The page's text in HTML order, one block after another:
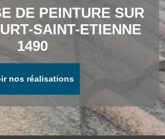
DE PEINTURE SUR
SAINT-ETIENNE
1490
nos réalisations